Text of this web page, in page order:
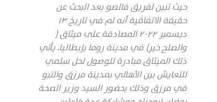
حيث تبين لفريق فالصو بعد البحث عن
حقيقة الاتفاقية أنه تم في تاريخ ١٣
ديسمبر ٢٠٢٢ المصادقة على ميثاق (
والصلح خير) في مدينة روما بإيطاليا، يأتي
ذلك الميثاق مبادرة للوصول لحل سلمي
للتعايش بين الأهالي بمدينة مرزق والتبو
في مرزق وذلك بحضور السيد وزير الصحة